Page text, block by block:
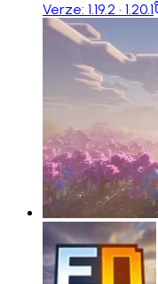
Verze: 1.19.2 · 1.20.1